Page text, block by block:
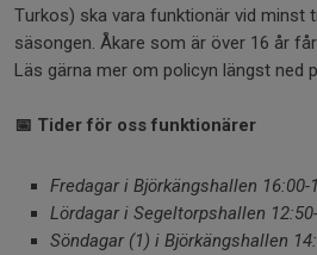
Turkos) ska vara funktionär vid minst
säsongen. Åkare som är över 16 år
Läs gärna mer om policyn längst ned
📅 Tider för oss funktionärer
Fredagar i Björkängshallen 16:00-
Lördagar i Segeltorpshallen
Söndagar (1) i Björkängshallen